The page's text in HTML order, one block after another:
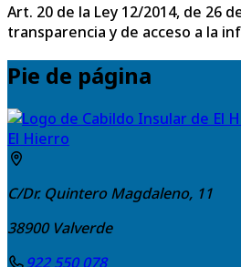
Art. 20 de la Ley 12/2014, de 26
transparencia y de acceso a la
Pie de página
El Hierro
C/Dr. Quintero Magdaleno, 11
38900 Valverde
922 550 078